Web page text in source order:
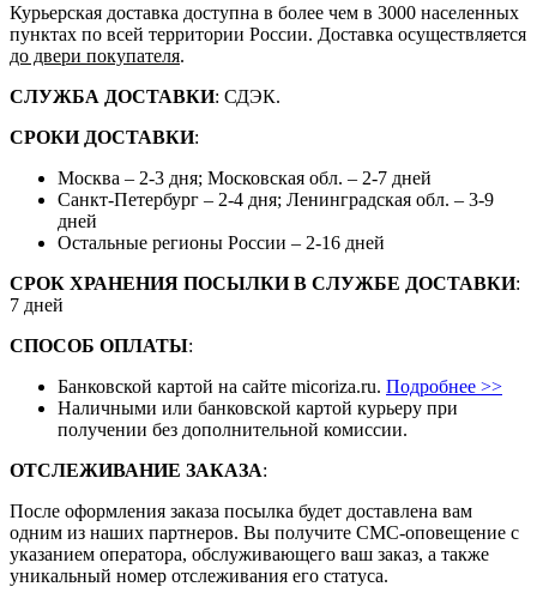
Курьерская доставка доступна в более чем в 3000 населенных
пунктах по всей территории России. Доставка осуществляется
до двери покупателя.
СЛУЖБА ДОСТАВКИ: СДЭК.
СРОКИ ДОСТАВКИ:
Москва – 2-3 дня; Московская обл. – 2-7 дней
Санкт-Петербург – 2-4 дня; Ленинградская обл. – 3-9
дней
Остальные регионы России – 2-16 дней
СРОК ХРАНЕНИЯ ПОСЫЛКИ В СЛУЖБЕ ДОСТАВКИ:
7 дней
СПОСОБ ОПЛАТЫ:
Банковской картой на сайте micoriza.ru. Подробнее >>
Наличными или банковской картой курьеру при
получении без дополнительной комиссии.
ОТСЛЕЖИВАНИЕ ЗАКАЗА:
После оформления заказа посылка будет доставлена вам
одним из наших партнеров. Вы получите СМС-оповещение с
указанием оператора, обслуживающего ваш заказ, а также
уникальный номер отслеживания его статуса.